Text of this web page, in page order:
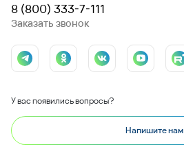
8 (800) 333-7-111
Заказать звонок
У вас появились вопросы?
Напишите нам